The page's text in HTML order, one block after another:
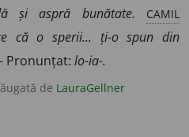
și aspră bunătate.
CAMIL
că o sperii... ți-o spun din
Pronunțat: lo-ia-.
de LauraGellner